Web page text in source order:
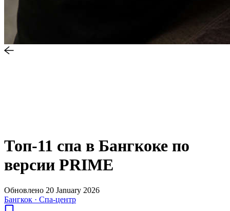
Топ-11 спа в Бангкоке по
версии PRIME
Обновлено 20 January 2026
Бангкок · Спа-центр